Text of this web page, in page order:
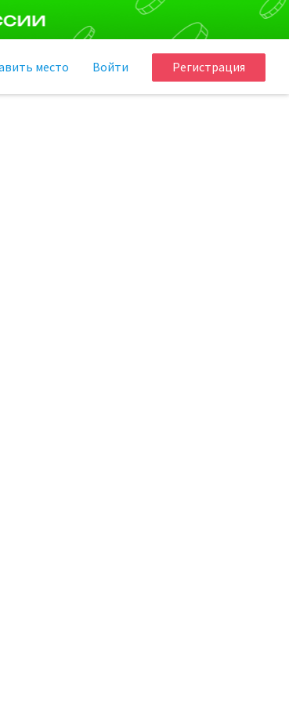
Регистрация
Войти
место